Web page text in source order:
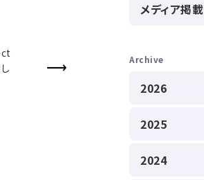
メディア掲載
Archive
2026
2025
2024